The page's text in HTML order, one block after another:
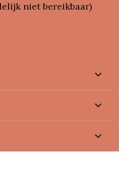
niet bereikbaar)